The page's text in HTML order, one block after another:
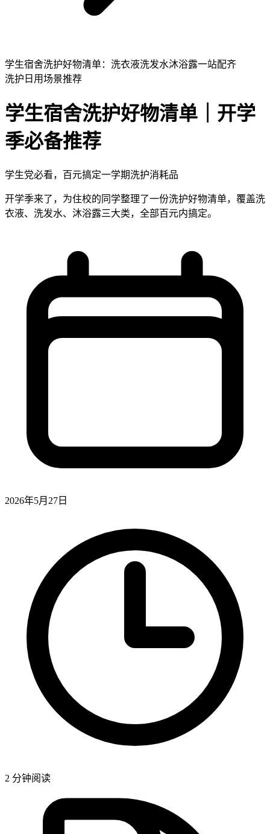
学生宿舍洗护好物清单：洗衣液洗发水沐浴露一站配齐
洗护日用场景推荐
学生宿舍洗护好物清单｜开学
季必备推荐
学生党必看，百元搞定一学期洗护消耗品
开学季来了，为住校的同学整理了一份洗护好物清单，覆盖洗
衣液、洗发水、沐浴露三大类，全部百元内搞定。
2026年5月27日
2 分钟阅读